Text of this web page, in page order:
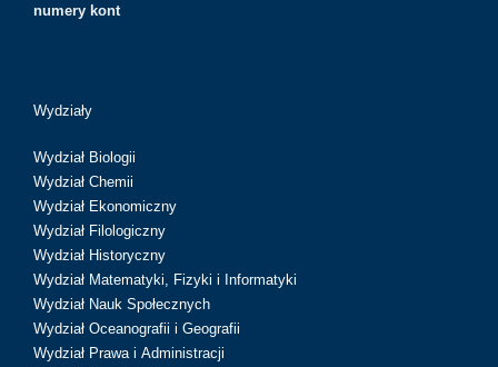
numery kont
Wydziały
Wydział Biologii
Wydział Chemii
Wydział Ekonomiczny
Wydział Filologiczny
Wydział Historyczny
Wydział Matematyki, Fizyki i Informatyki
Wydział Nauk Społecznych
Wydział Oceanografii i Geografii
Wydział Prawa i Administracji